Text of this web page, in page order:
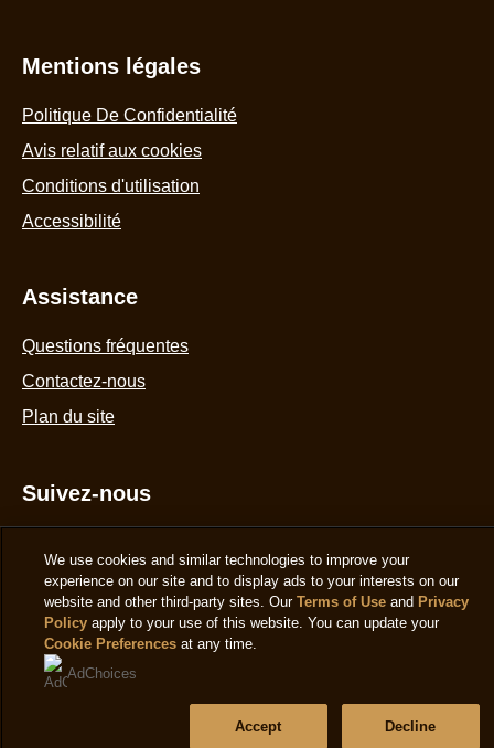
Mentions légales
Politique De Confidentialité
Avis relatif aux cookies
Conditions d'utilisation
Accessibilité
Assistance
Questions fréquentes
Contactez-nous
Plan du site
Suivez-nous
Emplacement
Changer de lieu
We use cookies and similar technologies to improve your
experience on our site and to display ads to your interests on our
website and other third-party sites. OurTerms of Use and Privacy
Policy
apply to your use of this website. You can update your
Cookie Preferences
at any time.
AdChoices
Decline
Accept